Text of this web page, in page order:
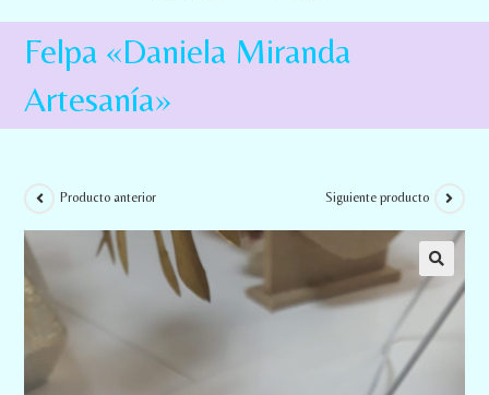
Felpa «Daniela Miranda
Artesanía»
Producto anterior Siguiente producto